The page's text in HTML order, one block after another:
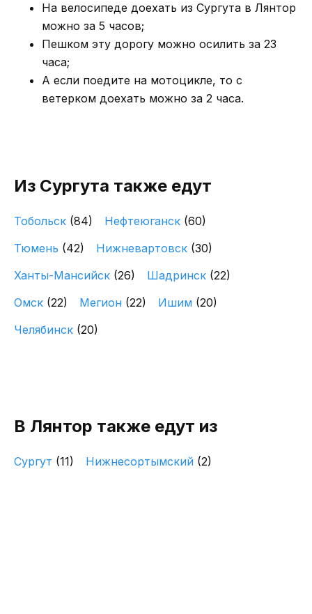
На велосипеде доехать из Сургута в Лянтор
можно за 5 часов;
Пешком эту дорогу можно осилить за 23
часа;
А если поедите на мотоцикле, то с
ветерком доехать можно за 2 часа.
Из Сургута также едут
Тобольск (84) Нефтеюганск (60)
Тюмень (42) Нижневартовск (30)
Ханты-Мансийск (26) Шадринск (22)
Омск (22) Мегион (22) Ишим (20)
Челябинск (20)
В Лянтор также едут из
Сургут (11) Нижнесортымский (2)